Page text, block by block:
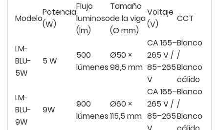
Modelo
Potencia
(W)
Flujo
luminoso
(lm)
Tamaño
de la viga
(Ø mm)
Voltaje
(V)
CCT
LM-
BLU-
5W
5 W
500
lúmenes
Ø50 ×
98,5 mm
CA 165–
265 V /
85–265
V
Blanco
/
Blanco
cálido
LM-
BLU-
9W
9W
900
lúmenes
Ø60 ×
115,5 mm
CA 165–
265 V /
85–265
Blanco
/
Blanco